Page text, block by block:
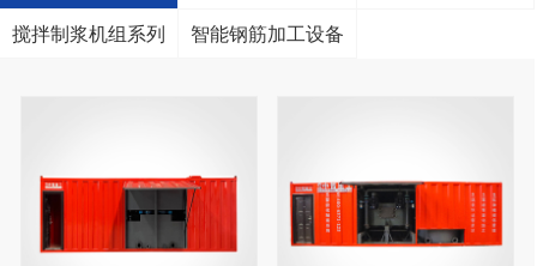
搅拌制浆机组系列
智能钢筋加工设备